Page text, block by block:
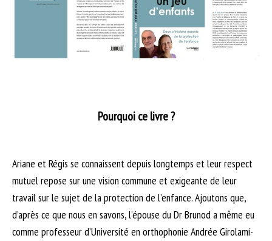
Pourquoi ce livre ?
Ariane et Régis se connaissent depuis longtemps et leur respect
mutuel repose sur une vision commune et exigeante de leur
travail sur le sujet de la protection de l’enfance. Ajoutons que,
d’après ce que nous en savons, l’épouse du Dr Brunod a même eu
comme professeur d’Université en orthophonie Andrée Girolami-